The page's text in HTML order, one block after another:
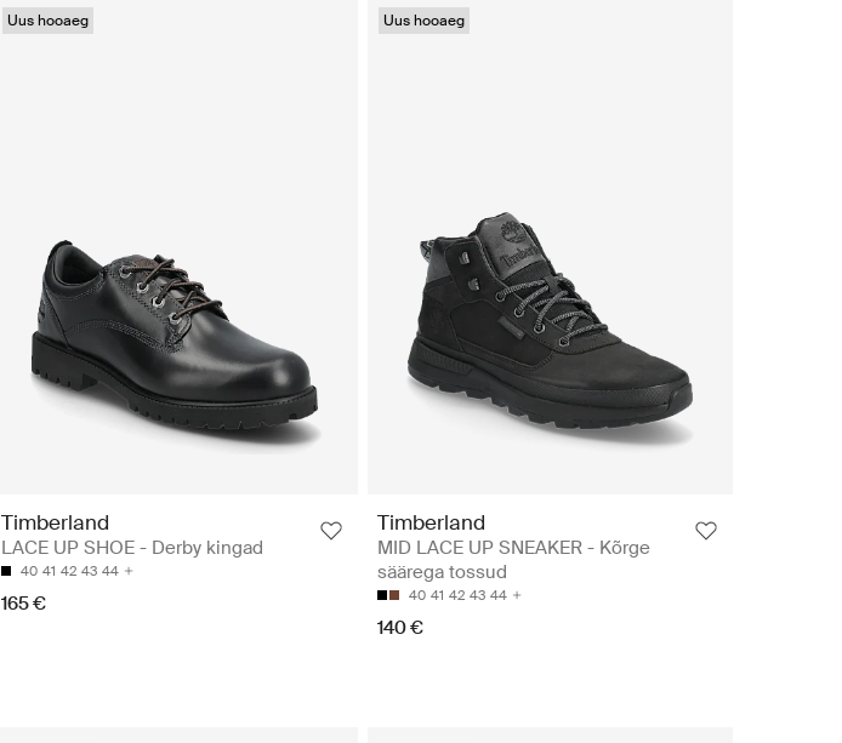
Uus hooaeg
Timberland
LACE UP SHOE - Derby kingad
40 41 42 43 44
165 €
Uus hooaeg
Timberland
MID LACE UP SNEAKER - Kõrge
säärega tossud
40 41 42 43 44
140 €